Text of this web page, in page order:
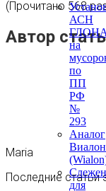
АСН
на
по
ПП
РФ
№
293
Аналог
для
(Прочитано 568
Автор
Maria
Последние статьи